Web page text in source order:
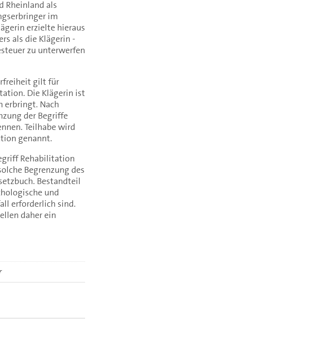
Rheinland als
im
erzielte hieraus
als die Klägerin -
zu unterwerfen
gilt für
Die Klägerin ist
erbringt. Nach
der Begriffe
Teilhabe wird
genannt.
Rehabilitation
Begrenzung des
Bestandteil
und
erforderlich sind.
daher ein